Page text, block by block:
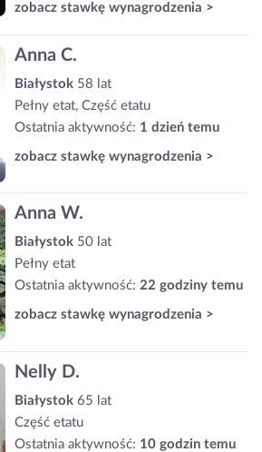
zobacz stawkę wynagrodzenia >
Anna C.
Białystok 58 lat
Pełny etat, Część etatu
Ostatnia aktywność: 1 dzień temu
zobacz stawkę wynagrodzenia >
Anna W.
Białystok 50 lat
Pełny etat
Ostatnia aktywność: 22 godziny temu
zobacz stawkę wynagrodzenia >
Nelly D.
Białystok 65 lat
Część etatu
Ostatnia aktywność: 10 godzin temu